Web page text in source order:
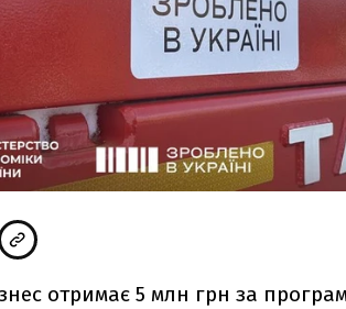
отримає 5 млн грн за